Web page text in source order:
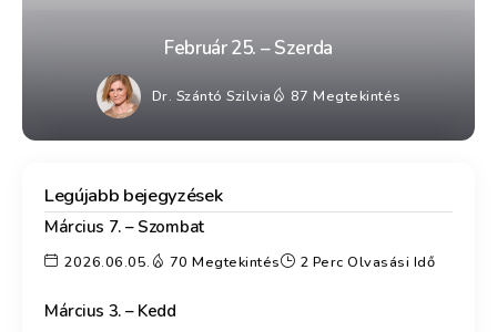
Február 25. – Szerda
Dr. Szántó Szilvia 87 Megtekintés
Legújabb bejegyzések
Március 7. – Szombat
2026.06.05. 70 Megtekintés 2 Perc Olvasási Idő
Március 3. – Kedd